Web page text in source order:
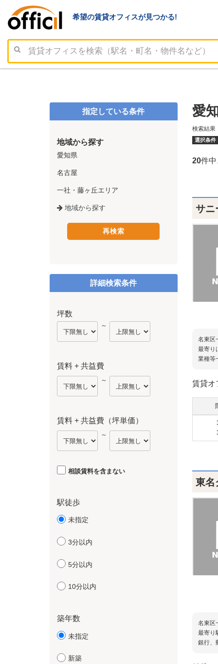
希望の賃貸オフィスが見つかる!
愛
検索結果
選択条件
20件中
サニ
名東区
最寄り
業種等
賃貸
東名
名東区
最寄り
銀行、
指定している条件
地域から探す
愛知県
名古屋
一社・藤ヶ丘エリア
地域から探す
詳細検索条件
坪数
～
賃料 + 共益費
～
賃料 + 共益費（坪単価）
～
相談賃料を含まない
駅徒歩
未指定
3分以内
5分以内
10分以内
築年数
未指定
新築